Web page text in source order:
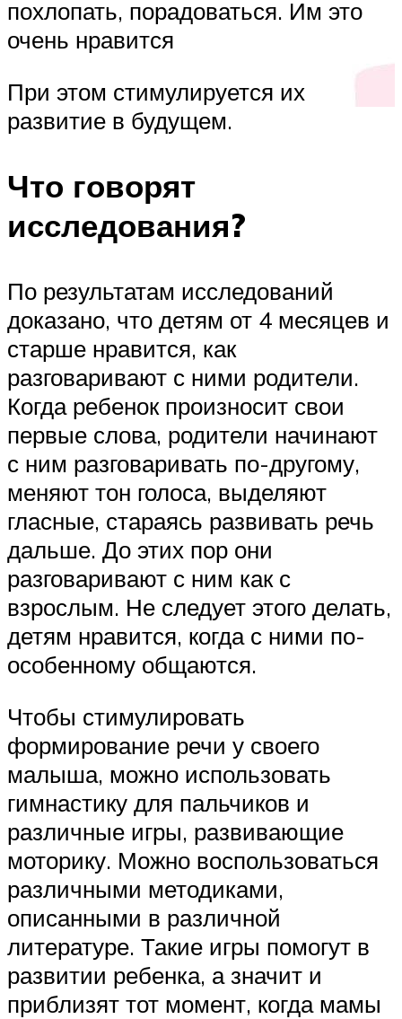
похлопать, порадоваться. Им это
очень нравится
При этом стимулируется их
развитие в будущем.
Что говорят
исследования?
По результатам исследований
доказано, что детям от 4 месяцев и
старше нравится, как
разговаривают с ними родители.
Когда ребенок произносит свои
первые слова, родители начинают
с ним разговаривать по-другому,
меняют тон голоса, выделяют
гласные, стараясь развивать речь
дальше. До этих пор они
разговаривают с ним как с
взрослым. Не следует этого делать,
детям нравится, когда с ними по-
особенному общаются.
Чтобы стимулировать
формирование речи у своего
малыша, можно использовать
гимнастику для пальчиков и
различные игры, развивающие
моторику. Можно воспользоваться
различными методиками,
описанными в различной
литературе. Такие игры помогут в
развитии ребенка, а значит и
приблизят тот момент, когда мамы